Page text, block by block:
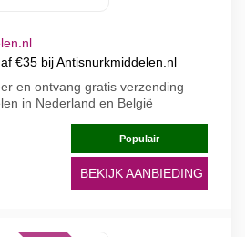
€35 bij Antisnurkmiddelen.nl
en ontvang gratis verzending
in Nederland en België
Populair
BEKIJK AANBIEDING